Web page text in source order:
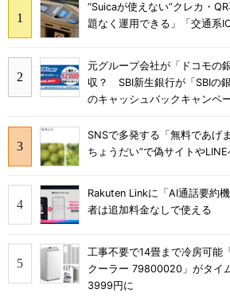
“Suicaが使えない”クレカ・
題なく運用できる」「交通系
元グループ会社が「ドコモの
収？ SBI新生銀行が「SBIの
のキャッシュバックキャンペ
SNSで多発する「無料であげ
ちょうだい”で偽サイトや
Rakuten Linkに「AI通話要約
者は追加料金なしで使える
工事不要で14畳まで冷房可能
クーラー 79800020」がタイ
3999円に